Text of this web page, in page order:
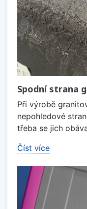
Spodní strana
Při výrobě
nepohledové
třeba se jich
Číst více